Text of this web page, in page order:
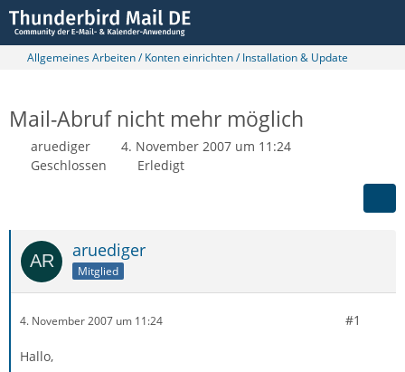
Allgemeines Arbeiten / Konten einrichten / Installation & Update
Mail-Abruf nicht mehr möglich
aruediger
4. November 2007 um 11:24
Geschlossen
Erledigt
aruediger
Mitglied
4. November 2007 um 11:24 #1
Hallo,